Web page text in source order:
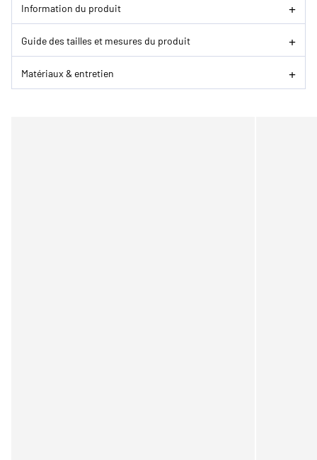
Information du produit
Guide des tailles et mesures du produit
Matériaux & entretien